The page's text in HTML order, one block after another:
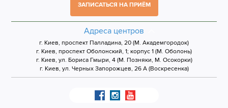
ЗАПИСАТЬСЯ НА ПРИЁМ
Адреса центров
г. Киев, проспект Палладина, 20 (М. Академгородок)
г. Киев, проспект Оболонский, 1; корпус 1 (М. Оболонь)
г. Киев, ул. Бориса Гмыри, 4 (М. Позняки, М. Осокорки)
г. Киев, ул. Черных Запорожцев, 26 А (Воскресенка)